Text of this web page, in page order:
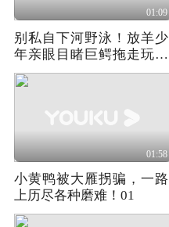
01:09
别私自下河野泳！放羊少
年亲眼目睹巨鳄拖走玩水
孩童，全程窒息
01:58
小黄鸭被大雁拐骗，一路
上历尽各种磨难！01